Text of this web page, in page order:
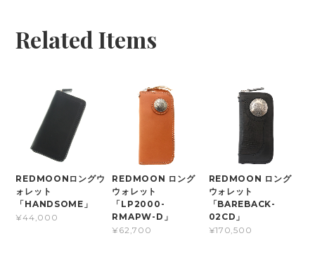
Related Items
REDMOONロングウ
ォレット
「HANDSOME」
¥44,000
REDMOON ロング
ウォレット
「LP2000-
RMAPW-D」
¥62,700
REDMOON ロング
ウォレット
「BAREBACK-
02CD」
¥170,500